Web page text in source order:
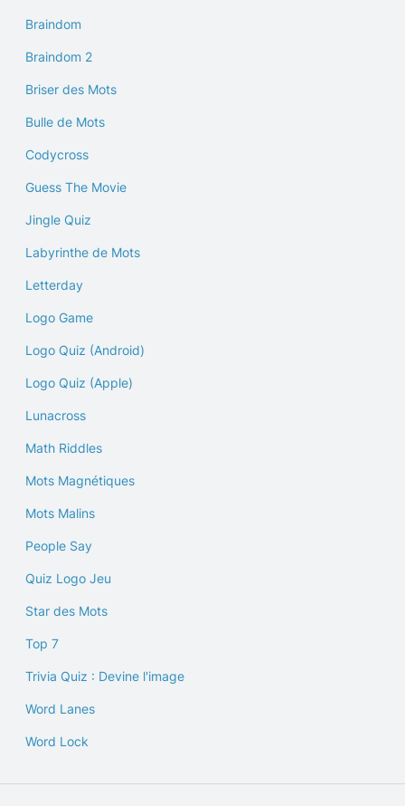
Braindom
Braindom 2
Briser des Mots
Bulle de Mots
Codycross
Guess The Movie
Jingle Quiz
Labyrinthe de Mots
Letterday
Logo Game
Logo Quiz (Android)
Logo Quiz (Apple)
Lunacross
Math Riddles
Mots Magnétiques
Mots Malins
People Say
Quiz Logo Jeu
Star des Mots
Top 7
Trivia Quiz : Devine l'image
Word Lanes
Word Lock